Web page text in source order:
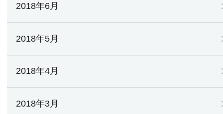
2018年6月
2018年5月
2018年4月
2018年3月